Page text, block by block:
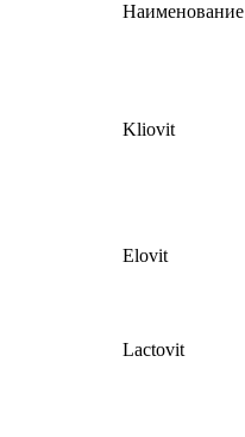
Наименование
Kliovit
Elovit
Lactovit